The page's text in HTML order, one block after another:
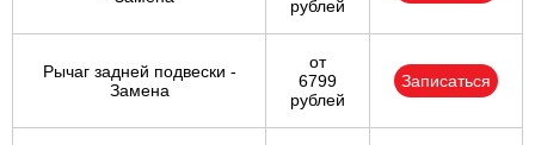
рублей
Рычаг задней подвески -
Замена
от
6799
рублей
Записаться